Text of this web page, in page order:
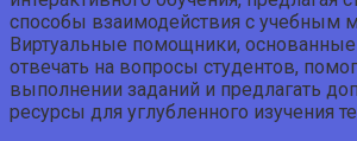
способы взаимодействия с учебным
Виртуальные помощники,
отвечать на вопросы студентов,
выполнении заданий и предлагать
ресурсы для углубленного изучения